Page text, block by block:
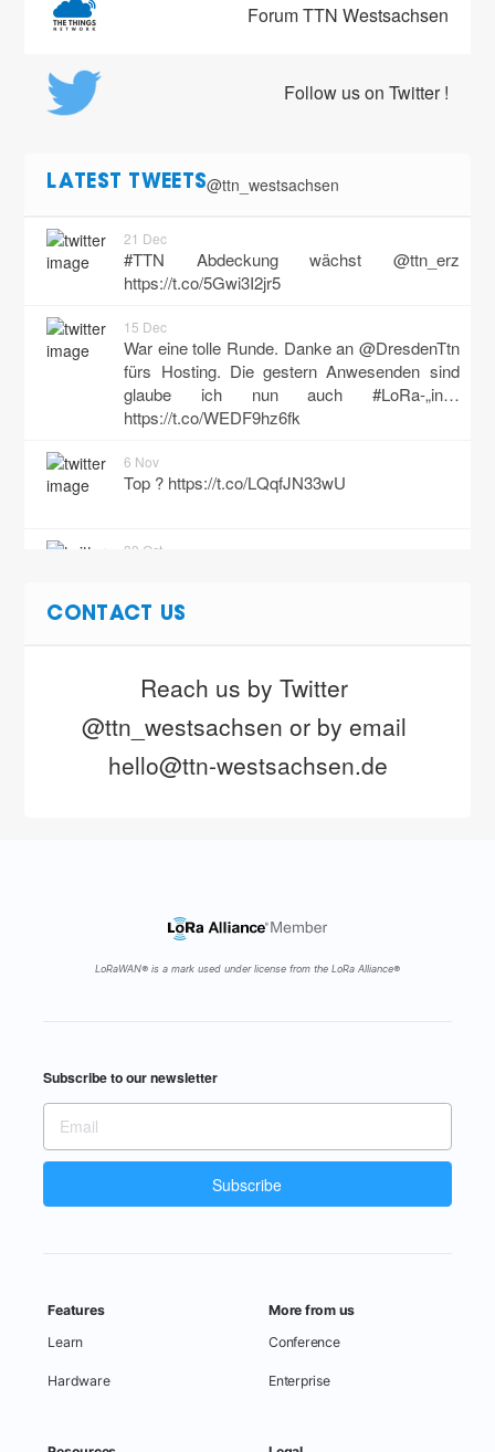
Forum TTN Westsachsen
Follow us on Twitter !
LATEST TWEETS@ttn_westsachsen
21 Dec
#TTN Abdeckung wächst @ttn_erz
https://t.co/5Gwi3I2jr5
15 Dec
War eine tolle Runde. Danke an @DresdenTtn
fürs Hosting. Die gestern Anwesenden sind
glaube ich nun auch #LoRa-„in…
https://t.co/WEDF9hz6fk
6 Nov
Top ? https://t.co/LQqfJN33wU
30 Oct
@smart_zwoenitz angefahren - Link mit
16,7km Entfernung Richtung #A72 bek…
https://t.co/0deW3eSEjW
CONTACT US
Reach us by Twitter
@ttn_westsachsen or by email
hello@ttn-westsachsen.de